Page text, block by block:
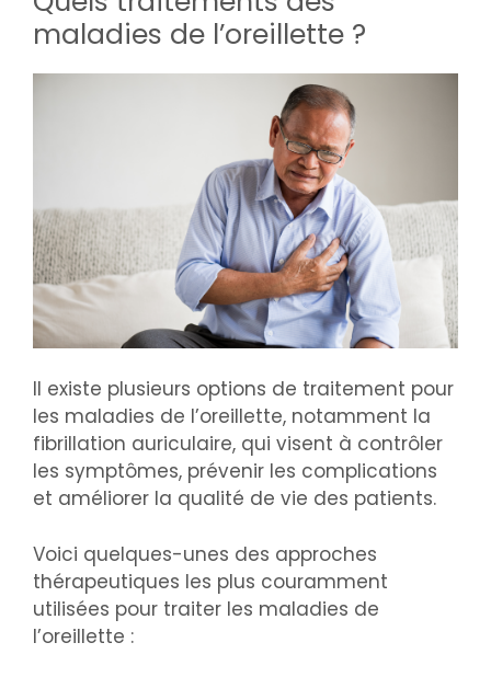
maladies de l’oreillette ?
Il existe plusieurs options de traitement pour
les maladies de l’oreillette, notamment la
fibrillation auriculaire, qui visent à contrôler
les symptômes, prévenir les complications
et améliorer la qualité de vie des patients.
Voici quelques-unes des approches
thérapeutiques les plus couramment
utilisées pour traiter les maladies de
l’oreillette :